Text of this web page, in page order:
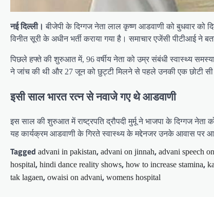
नई दिल्ली। बीजेपी के दिग्गज नेता लाल कृष्ण आडवाणी को बुधवार को
विनीत सूरी के अधीन भर्ती कराया गया है। समाचार एजेंसी पीटीआई ने
पिछले हफ्ते की शुरुआत में, 96 वर्षीय नेता को उम्र संबंधी स्वास्थ्य
ने जांच की थी और 27 जून को छुट्टी मिलने से पहले उनकी एक छोटी सी
इसी साल भारत रत्न से नवाजे गए थे आडवाणी
इस साल की शुरुआत में राष्ट्रपति द्रौपदी मुर्मू ने भाजपा के दिग्गज नेता
यह कार्यक्रम आडवाणी के गिरते स्वास्थ्य के मद्देनजर उनके आवास पर
Tagged advani in pakistan, advani on jinnah, advani speech
hospital, hindi dance reality shows, how to increase stamina,
tak lagaen, owaisi on advani, womens hospital